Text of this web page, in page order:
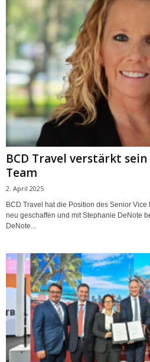
BCD Travel verstärkt
Team
2. April 2025
BCD Travel hat die Position des Senior
neu geschaffen und mit Stephanie DeNote
DeNote...